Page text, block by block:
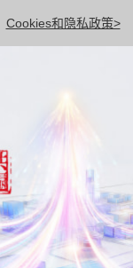
Cookies和隐私政策>